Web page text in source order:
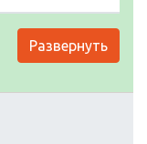
Развернуть